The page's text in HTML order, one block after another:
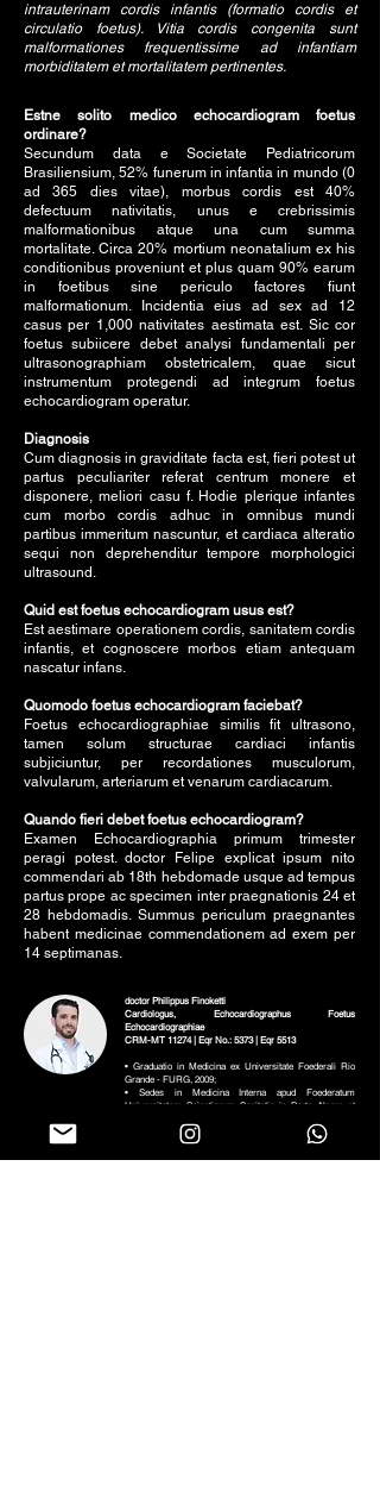
intrauterinam cordis infantis (formatio cordis et
circulatio foetus). Vitia cordis congenita sunt
malformationes frequentissime ad infantiam
morbiditatem et mortalitatem pertinentes.
Estne solito medico echocardiogram foetus
ordinare?
Secundum data e Societate Pediatricorum
Brasiliensium, 52% funerum in infantia in mundo (0
ad 365 dies vitae), morbus cordis est 40%
defectuum nativitatis, unus e crebrissimis
malformationibus atque una cum summa
mortalitate. Circa 20% mortium neonatalium ex his
conditionibus proveniunt et plus quam 90% earum
in foetibus sine periculo factores fiunt
malformationum. Incidentia eius ad sex ad 12
casus per 1,000 nativitates aestimata est. Sic cor
foetus subiicere debet analysi fundamentali per
ultrasonographiam obstetricalem, quae sicut
instrumentum protegendi ad integrum foetus
echocardiogram operatur.
Diagnosis
Cum diagnosis in graviditate facta est, fieri potest ut
partus peculiariter referat centrum monere et
disponere, meliori casu f. Hodie plerique infantes
cum morbo cordis adhuc in omnibus mundi
partibus immeritum nascuntur, et cardiaca alteratio
sequi non deprehenditur tempore morphologici
ultrasound.
Quid est foetus echocardiogram usus est?
Est aestimare operationem cordis, sanitatem cordis
infantis, et cognoscere morbos etiam antequam
nascatur infans.
Quomodo foetus echocardiogram faciebat?
Foetus echocardiographiae similis fit ultrasono,
tamen solum structurae cardiaci infantis
subjiciuntur, per recordationes musculorum,
valvularum, arteriarum et venarum cardiacarum.
Quando fieri debet foetus echocardiogram?
Examen Echocardiographia primum trimester
peragi potest. doctor Felipe explicat ipsum nito
commendari ab 18th hebdomade usque ad tempus
partus prope ac specimen inter praegnationis 24 et
28 hebdomadis. Summus periculum praegnantes
habent medicinae commendationem ad exem per
14 septimanas.
doctor Philippus Finoketti
Cardiologus, Echocardiographus Foetus
Echocardiographiae
CRM-MT 11274 | Eqr No.: 5373 | Eqr 5513
• Graduatio in Medicina ex Universitate Foederali Rio
Grande - FURG, 2009;
• Sedes in Medicina Interna apud Foederatum
Universitatem Scientiarum Sanitatis in Porto Alegre et
UFCSPA/ISCMPA, (2012);
• Sedes in Cardiologia et apud Institutum Cardiologiae et
Universitatis Fundationis Cardiologiae Rio Grande do Sul